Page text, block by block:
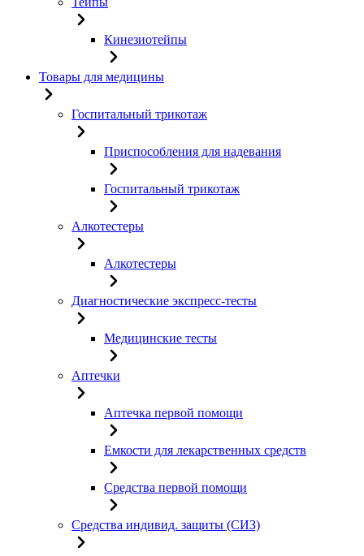
Кинезиотейпы
Товары для медицины
Госпитальный трикотаж
Приспособления для надевания
Госпитальный трикотаж
Алкотестеры
Алкотестеры
Диагностические экспресс-тесты
Медицинские тесты
Аптечки
Аптечка первой помощи
Емкости для лекарственных средств
Средства первой помощи
Средства индивид. защиты (СИЗ)